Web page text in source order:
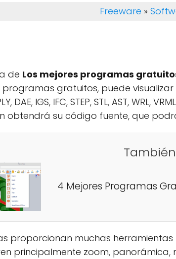
Freeware »
de Los mejores programas
programas gratuitos, puede
DAE, IGS, IFC, STEP, STL, AST,
obtendrá su código fuente, que
4 Mejores Programas
proporcionan muchas
principalmente zoom,